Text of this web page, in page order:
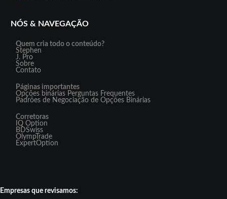
NÓS & NAVEGAÇÃO
Quem cria todo o conteúdo?
Stephen
J. Pro
Sobre
Contato
Páginas importantes
Opções binárias Perguntas Frequentes
Padrões de Negociação de Opções Binárias
Corretoras
IQ Option
BDSwiss
OlympTrade
ExpertOption
Empresas que revisamos: